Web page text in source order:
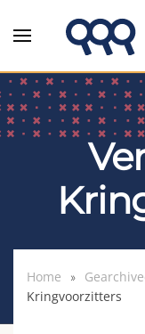
Overslaan en
Home
Kringvoorzitters